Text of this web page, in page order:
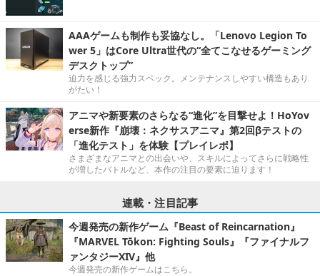
AAAゲームも制作も妥協なし。「Lenovo Legion To
wer 5」はCore Ultra世代の“全てこなせるゲーミング
デスクトップ”
迫力を感じる強力スペック。メンテナンスしやすい構造もあり
がたい！
アニマや新要素のさらなる“進化”を目撃せよ！HoYov
erse新作『崩壊：ネクサスアニマ』第2回βテストの
「進化テスト」を体験【プレイレポ】
さまざまなアニマとの出会いや、スキルによってさらに戦略性
が増したバトルなど、本作の注目の要素に迫ります！
連載・注目記事
今週発売の新作ゲーム『Beast of Reincarnation』
『MARVEL Tōkon: Fighting Souls』『ファイナルフ
ァンタジーXIV』他
今週発売の新作ゲームはこちら。